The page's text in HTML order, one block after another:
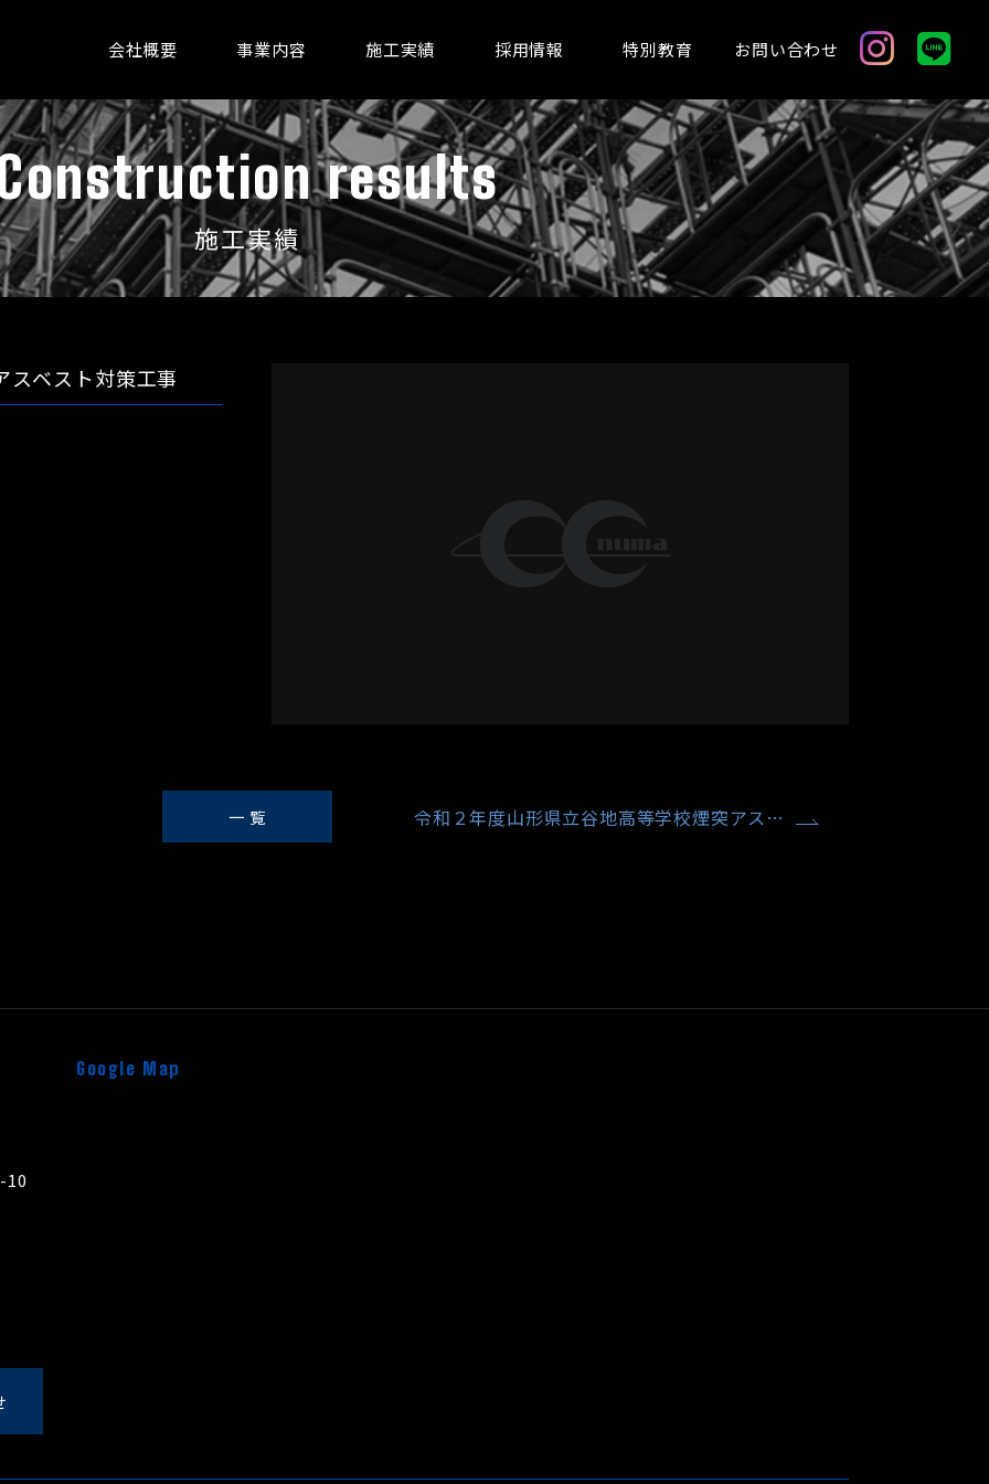
会社概要 事業内容 施工実績 採用情報 特別教育 お問い合わせ
results
施工実績
スベスト対策工事
一 覧 令和２年度山形県立谷地高等学校煙突アス…
10
Google Map